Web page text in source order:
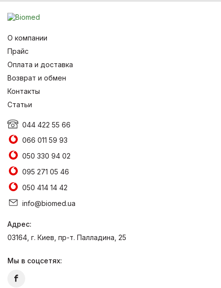
О компании
Прайс
Оплата и доставка
Возврат и обмен
Контакты
Статьи
044 422 55 66
066 011 59 93
050 330 94 02
095 271 05 46
050 414 14 42
info@biomed.ua
Адрес:
03164, г. Киев, пр-т. Палладина, 25
Мы в соцсетях: